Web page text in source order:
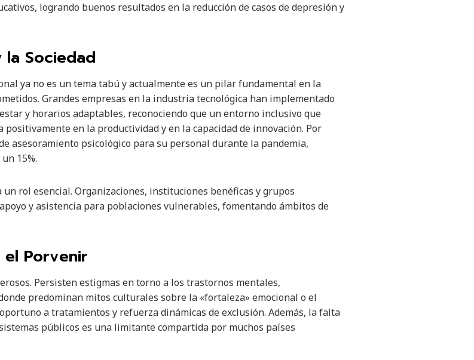
logrando buenos resultados en la reducción de casos de depresión y
la Sociedad
ya no es un tema tabú y actualmente es un pilar fundamental en la
Grandes empresas en la industria tecnológica han implementado
y horarios adaptables, reconociendo que un entorno inclusivo que
en la productividad y en la capacidad de innovación. Por
asesoramiento psicológico para su personal durante la pandemia,
15%.
rol esencial. Organizaciones, instituciones benéficas y grupos
y asistencia para poblaciones vulnerables, fomentando ámbitos de
el Porvenir
Persisten estigmas en torno a los trastornos mentales,
predominan mitos culturales sobre la «fortaleza» emocional o el
a tratamientos y refuerza dinámicas de exclusión. Además, la falta
públicos es una limitante compartida por muchos países